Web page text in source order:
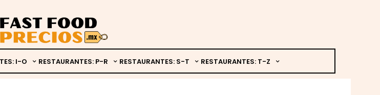
I-O RESTAURANTES: P-R RESTAURANTES: S-T RESTAURANTES: T-Z